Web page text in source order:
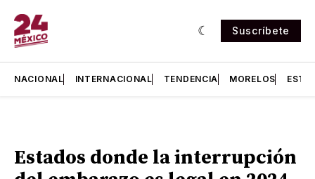
Suscríbete
NACIONAL INTERNACIONAL TENDENCIA MORELOS
Estados donde la interrupción